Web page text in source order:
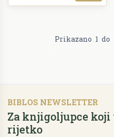
Prikazano 1 do
BIBLOS NEWSLETTER
Za knjigoljupce koji
rijetko